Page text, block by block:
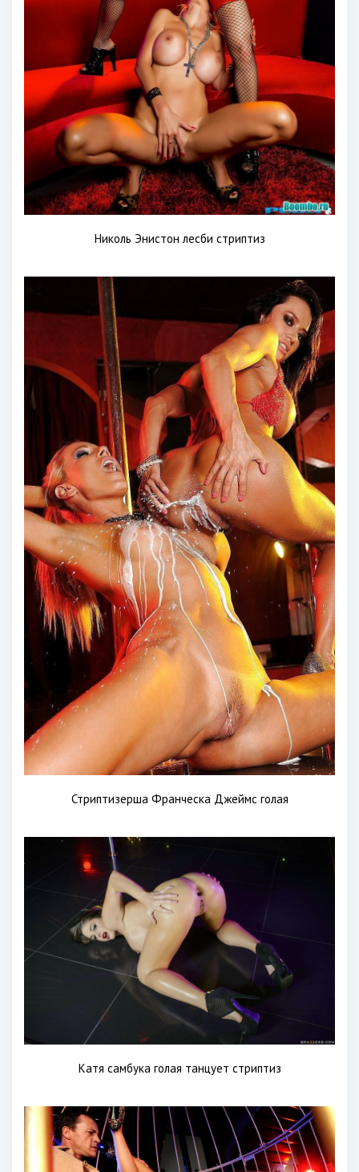
Николь Энистон лесби стриптиз
Стриптизерша Франческа Джеймс голая
Катя самбука голая танцует стриптиз